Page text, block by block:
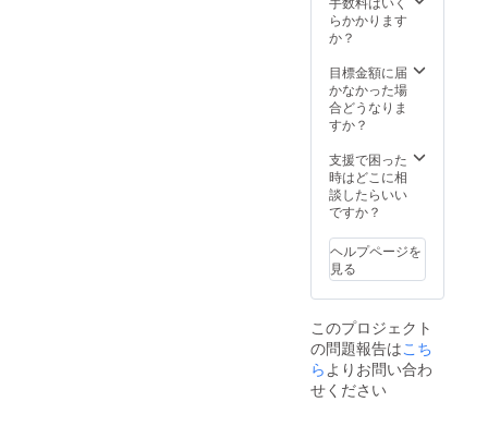
らかかります
か？
目標金額に届
かなかった場
合どうなりま
すか？
支援で困った
時はどこに相
談したらいい
ですか？
ヘルプページを
見る
このプロジェクト
の問題報告はこち
ら よりお問い合わ
せください